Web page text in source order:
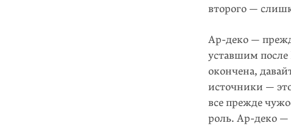
второго —
Ар-деко —
уставшим
окончена,
источники —
все прежде
роль. Ар-деко —